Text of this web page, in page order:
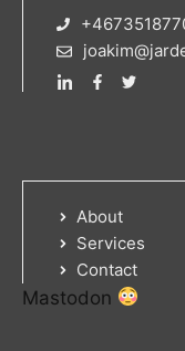
About
Services
Contact
Mastodon